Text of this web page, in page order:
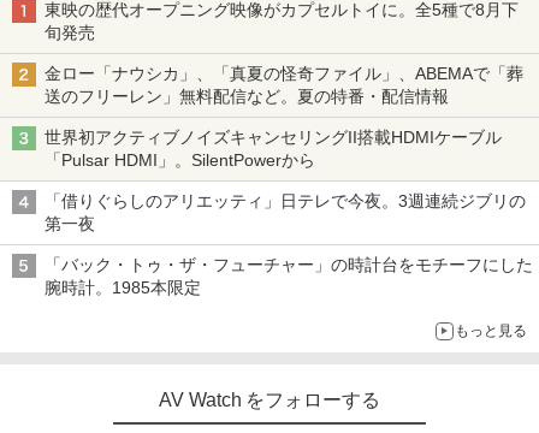
東映の歴代オープニング映像がカプセルトイに。全5種で8月下
旬発売
金ロー「ナウシカ」、「真夏の怪奇ファイル」、ABEMAで「葬
送のフリーレン」無料配信など。夏の特番・配信情報
世界初アクティブノイズキャンセリングII搭載HDMIケーブル
「Pulsar HDMI」。SilentPowerから
「借りぐらしのアリエッティ」日テレで今夜。3週連続ジブリの
第一夜
「バック・トゥ・ザ・フューチャー」の時計台をモチーフにした
腕時計。1985本限定
もっと見る
AV Watch をフォローする